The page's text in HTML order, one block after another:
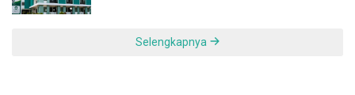
Selengkapnya